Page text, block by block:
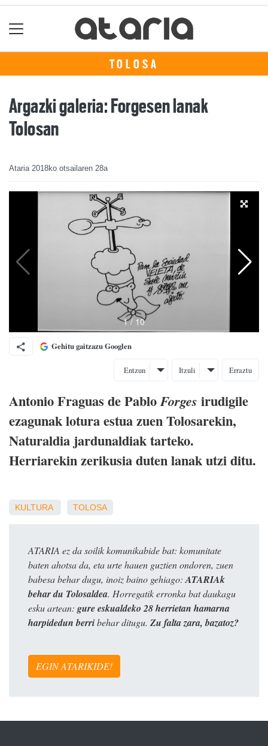
TOLOSA
Argazki galeria: Forgesen lanak
Tolosan
Ataria 2018ko otsailaren 28a
Gehitu gaitzazu Googlen
Entzun Itzuli Erraztu
Antonio Fraguas de PabloForges irudigile
ezagunak lotura estua zuen Tolosarekin,
Naturaldia jardunaldiak tarteko.
Herriarekin zerikusia duten lanak utzi ditu.
KULTURA TOLOSA
ATARIA ez da soilik komunikabide bat: komunitate
baten ahotsa da, eta urte hauen guztien ondoren, zuen
babesa behar dugu, inoiz baino gehiago: ATARIAk
behar du Tolosaldea. Horregatik erronka bat daukagu
esku artean: gure eskualdeko 28 herrietan hamarna
harpidedun berribehar ditugu. Zu falta zara, bazatoz?
EGIN ATARIKIDE!